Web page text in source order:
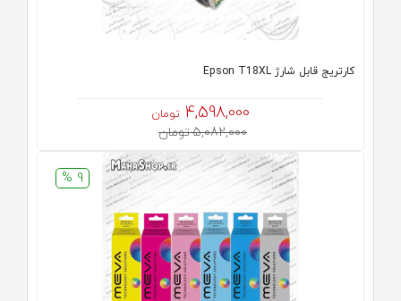
کارتریج قابل شارژ Epson T18XL
4,598,000 تومان
5,082,000 تومان
9 %